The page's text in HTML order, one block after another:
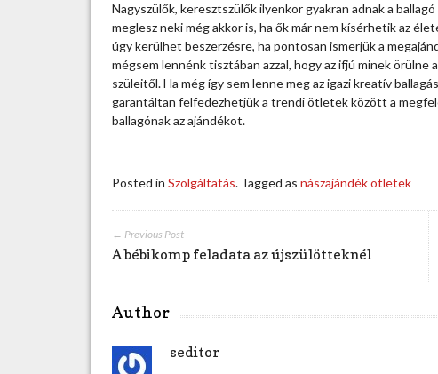
k
ö
t
l
e
t
e
e
y
s
e
Nagyszülők, keresztszülők ilyenkor gyakran adnak a
meglesz neki még akkor is, ha ők már nem kísérhetik az
úgy kerülhet beszerzésre, ha pontosan ismerjük a
mégsem lennénk tisztában azzal, hogy az ifjú minek
szüleitől. Ha még így sem lenne meg az igazi kreatív
garantáltan felfedezhetjük a trendi ötletek között a
ballagónak az ajándékot.
Posted inSzolgáltatás. Tagged asnászajándék ötletek
← Previous Post
A bébikomp feladata az újszülötteknél
Author
seditor